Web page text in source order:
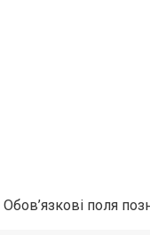
Обов’язкові поля